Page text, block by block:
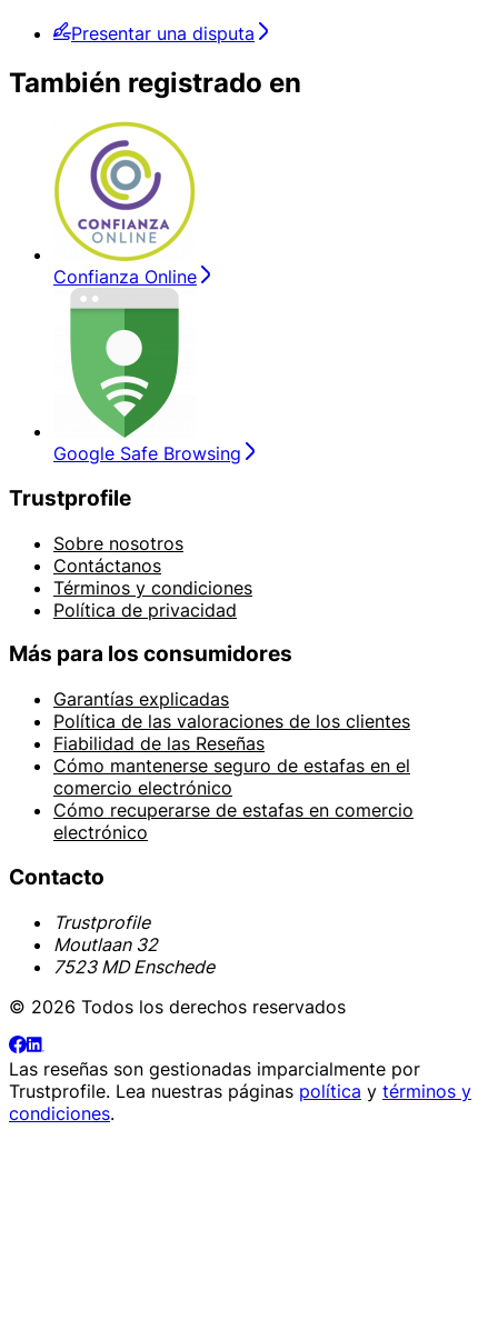
Presentar una disputa
También registrado en
Confianza Online
Google Safe Browsing
Trustprofile
Sobre nosotros
Contáctanos
Términos y condiciones
Política de privacidad
Más para los consumidores
Garantías explicadas
Política de las valoraciones de los clientes
Fiabilidad de las Reseñas
Cómo mantenerse seguro de estafas en el
comercio electrónico
Cómo recuperarse de estafas en comercio
electrónico
Contacto
Trustprofile
Moutlaan 32
7523 MD Enschede
© 2026 Todos los derechos reservados
Las reseñas son gestionadas imparcialmente por
Trustprofile. Lea nuestras páginas política y términos y
condiciones.